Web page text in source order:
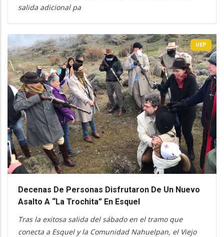
salida adicional pa
UEP
Decenas De Personas Disfrutaron De Un Nuevo
Asalto A “La Trochita” En Esquel
Tras la exitosa salida del sábado en el tramo que
conecta a Esquel y la Comunidad Nahuelpan, el Viejo